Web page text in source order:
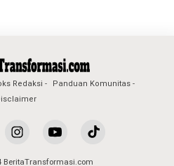
Redaksi
Panduan Komunitas
BeritaTransformasi.com